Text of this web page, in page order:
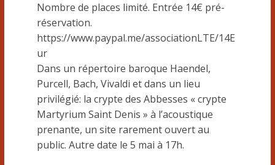
Nombre de places limité. Entrée 14€ pré-
réservation.
https://www.paypal.me/associationLTE/14E
ur
Dans un répertoire baroque Haendel,
Purcell, Bach, Vivaldi et dans un lieu
privilégié: la crypte des Abbesses « crypte
Martyrium Saint Denis » à l’acoustique
prenante, un site rarement ouvert au
public. Autre date le 5 mai à 17h.